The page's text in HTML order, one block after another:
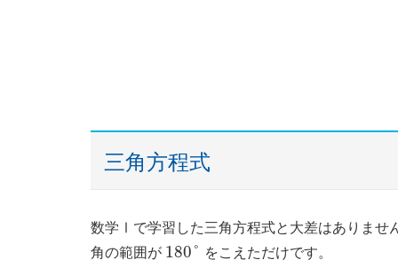
三角方程式
数学Ⅰで学習した三角方程式と大差はありませ
角の範囲が 180°
180° をこえただけです。